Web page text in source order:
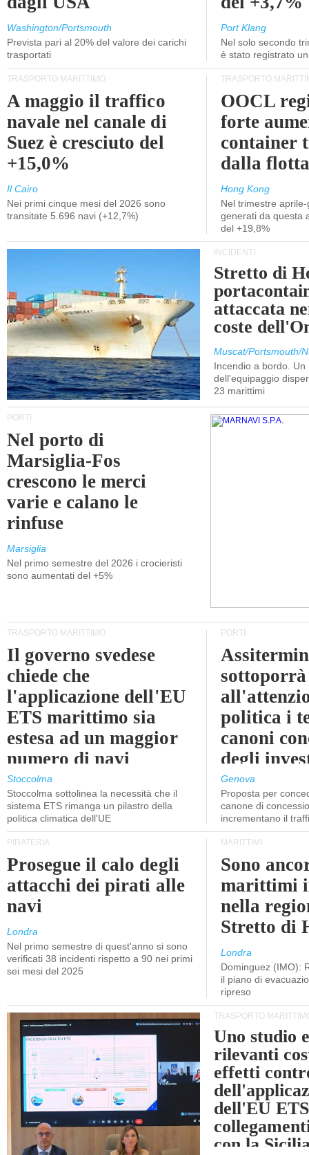
Washington/Portsmouth
Prevista pari al 20% del valore dei carichi
trasportati
Port Klang
Nel solo secondo
è stato registrato
TRASPORTO MARITTIMO
A maggio il traffico
navale nel canale di
Suez è cresciuto del
+15,0%
Il Cairo
Nei primi cinque mesi del 2026 sono
transitate 5.696 navi (+12,7%)
TRASPORTO
OOCL
forte
container
dalla
Hong Kong
Nel trimestre
generati da questa
del +19,8%
INCIDENTI
Stretto di
attaccata
coste
Muscat/Portsmouth/
Incendio a bordo. Un
dell'equipaggio
23 marittimi
PORTI
Nel porto di
Marsiglia-Fos
crescono le merci
varie e calano le
rinfuse
Marsiglia
Nel primo semestre del 2026 i crocieristi
sono aumentati del +5%
TRASPORTO MARITTIMO
Il governo svedese
chiede che
l'applicazione dell'EU
ETS marittimo sia
estesa ad un maggior
numero di navi
Stoccolma
Stoccolma sottolinea la necessità che il
sistema ETS rimanga un pilastro della
politica climatica dell'UE
PORTI
sottoporrà
politica i
canoni
degli
Genova
Proposta per
canone di
incrementano il
PIRATERIA
Prosegue il calo degli
attacchi dei pirati alle
navi
Londra
Nel primo semestre di quest'anno si sono
verificati 38 incidenti rispetto a 90 nei primi
sei mesi del 2025
MARITTIMI
Sono
marittimi
nella
Stretto di
Londra
Dominguez (IMO):
il piano di
ripreso
TRASPORTO
Uno studio
rilevanti
effetti
dell'EU
con la